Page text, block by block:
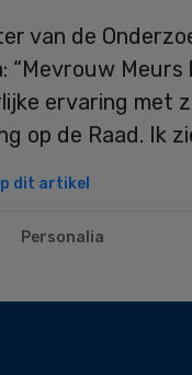
van de
“Mevrouw
ervaring met
op de Raad. Ik
dit artikel
Personalia